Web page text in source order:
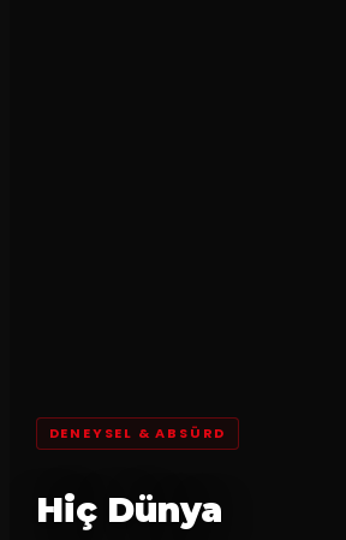
DENEYSEL & ABSÜRD
Hiç Dünya